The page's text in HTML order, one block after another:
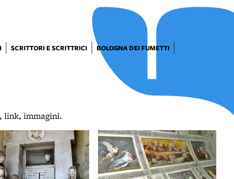
SCRITTORI E SCRITTRICI
BOLOGNA DEI FUMETTI
link, immagini.